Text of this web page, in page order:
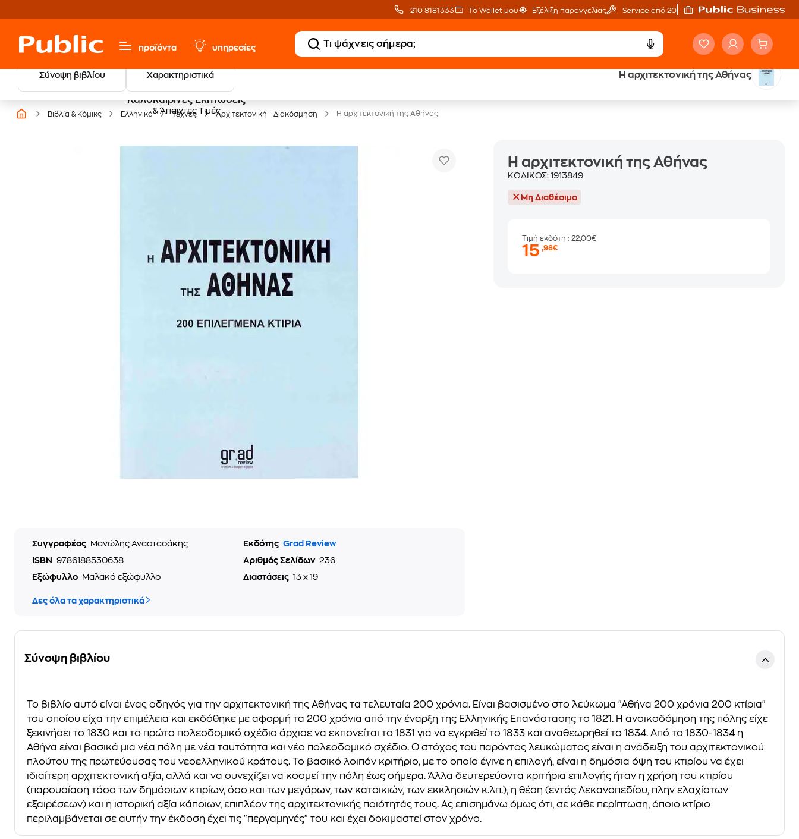
210 8181333 Το Wallet μου Εξέλιξη παραγγελίας Service από 20'
προϊόντα υπηρεσίες
Σύνοψη βιβλίου Χαρακτηριστικά Η αρχιτεκτονική της Αθήνας
Καλοκαιρινές Εκπτώσεις
& Άπαιχτες Τιμές
Έλα στον κόσμο
Βιβλία & Κόμικς Ελληνικά Τέχνες Αρχιτεκτονική - Διακόσμηση Η αρχιτεκτονική της Αθήνας
Συγγραφέας Μανώλης Αναστασάκης Εκδότης Grad Review
ISBN
9786188530638 Αριθμός Σελίδων 236
Εξώφυλλο
Μαλακό εξώφυλλο Διαστάσεις 13 x 19
Δες όλα τα χαρακτηριστικά
Η αρχιτεκτονική της Αθήνας
ΚΩΔΙΚΟΣ:1913849
Μη Διαθέσιμο
Τιμή εκδότη: 22,00€
15,98€
Σύνοψη βιβλίου
Το βιβλίο αυτό είναι ένας οδηγός για την αρχιτεκτονική της Αθήνας τα τελευταία 200 χρόνια. Είναι βασισμένο στο λεύκωμα "Αθήνα 200 χρόνια 200 κτίρια"
του οποίου είχα την επιμέλεια και εκδόθηκε με αφορμή τα 200 χρόνια από την έναρξη της Ελληνικής Επανάστασης το 1821. Η ανοικοδόμηση της πόλης είχε
ξεκινήσει το 1830 και το πρώτο πολεοδομικό σχέδιο άρχισε να εκπονείται το 1831 για να εγκριθεί το 1833 και αναθεωρηθεί το 1834. Από το 1830-1834 η
Αθήνα είναι βασικά μια νέα πόλη με νέα ταυτότητα και νέο πολεοδομικό σχέδιο. Ο στόχος του παρόντος λευκώματος είναι η ανάδειξη του αρχιτεκτονικού
πλούτου της πρωτεύουσας του νεοελληνικού κράτους. Το βασικό λοιπόν κριτήριο, με το οποίο έγινε η επιλογή, είναι η δημόσια όψη του κτιρίου να έχει
ιδιαίτερη αρχιτεκτονική αξία, αλλά και να συνεχίζει να κοσμεί την πόλη έως σήμερα. Άλλα δευτερεύοντα κριτήρια επιλογής ήταν η χρήση του κτιρίου
(παρουσίαση τόσο των δημόσιων κτιρίων, όσο και των μεγάρων, των κατοικιών, των εκκλησιών κ.λπ.), η θέση (εντός Λεκανοπεδίου, πλην ελαχίστων
εξαιρέσεων) και η ιστορική αξία κάποιων, επιπλέον της αρχιτεκτονικής ποιότητάς τους. Ας επισημάνω όμως ότι, σε κάθε περίπτωση, όποιο κτίριο
περιλαμβάνεται σε αυτήν την έκδοση έχει τις "περγαμηνές" του και έχει δοκιμαστεί στον χρόνο.